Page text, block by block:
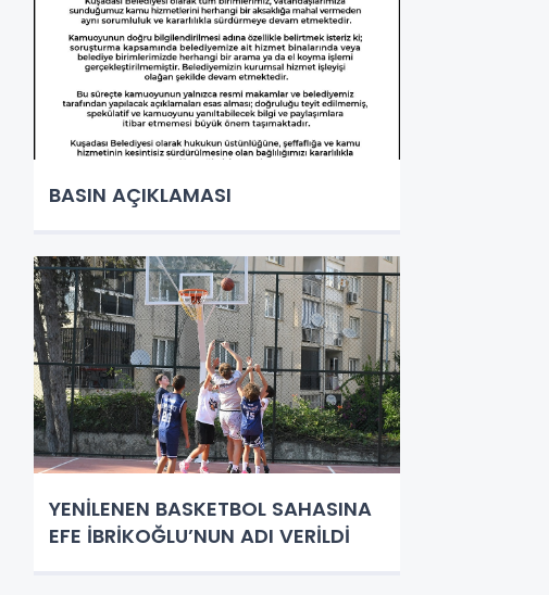
BASIN AÇIKLAMASI
YENİLENEN BASKETBOL SAHASINA
EFE İBRİKOĞLU’NUN ADI VERİLDİ